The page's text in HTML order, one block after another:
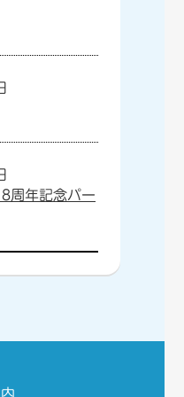
周年記念パー